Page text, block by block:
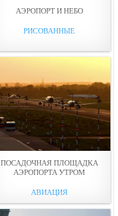
АЭРОПОРТ И НЕБО
РИСОВАННЫЕ
ПОСАДОЧНАЯ ПЛОЩАДКА
АЭРОПОРТА УТРОМ
АВИАЦИЯ